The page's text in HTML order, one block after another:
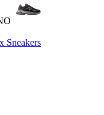
Sneakers